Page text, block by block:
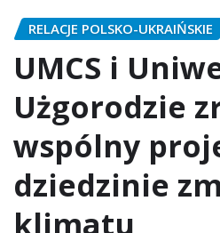
RELACJE POLSKO-UKRAIŃSKIE
UMCS i
Użgorodzie
wspólny
dziedzinie
klimatu